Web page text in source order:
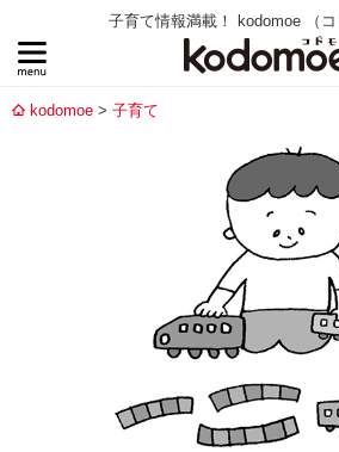
子育て情報満載！ kodomoe （
kodomoe 子育て